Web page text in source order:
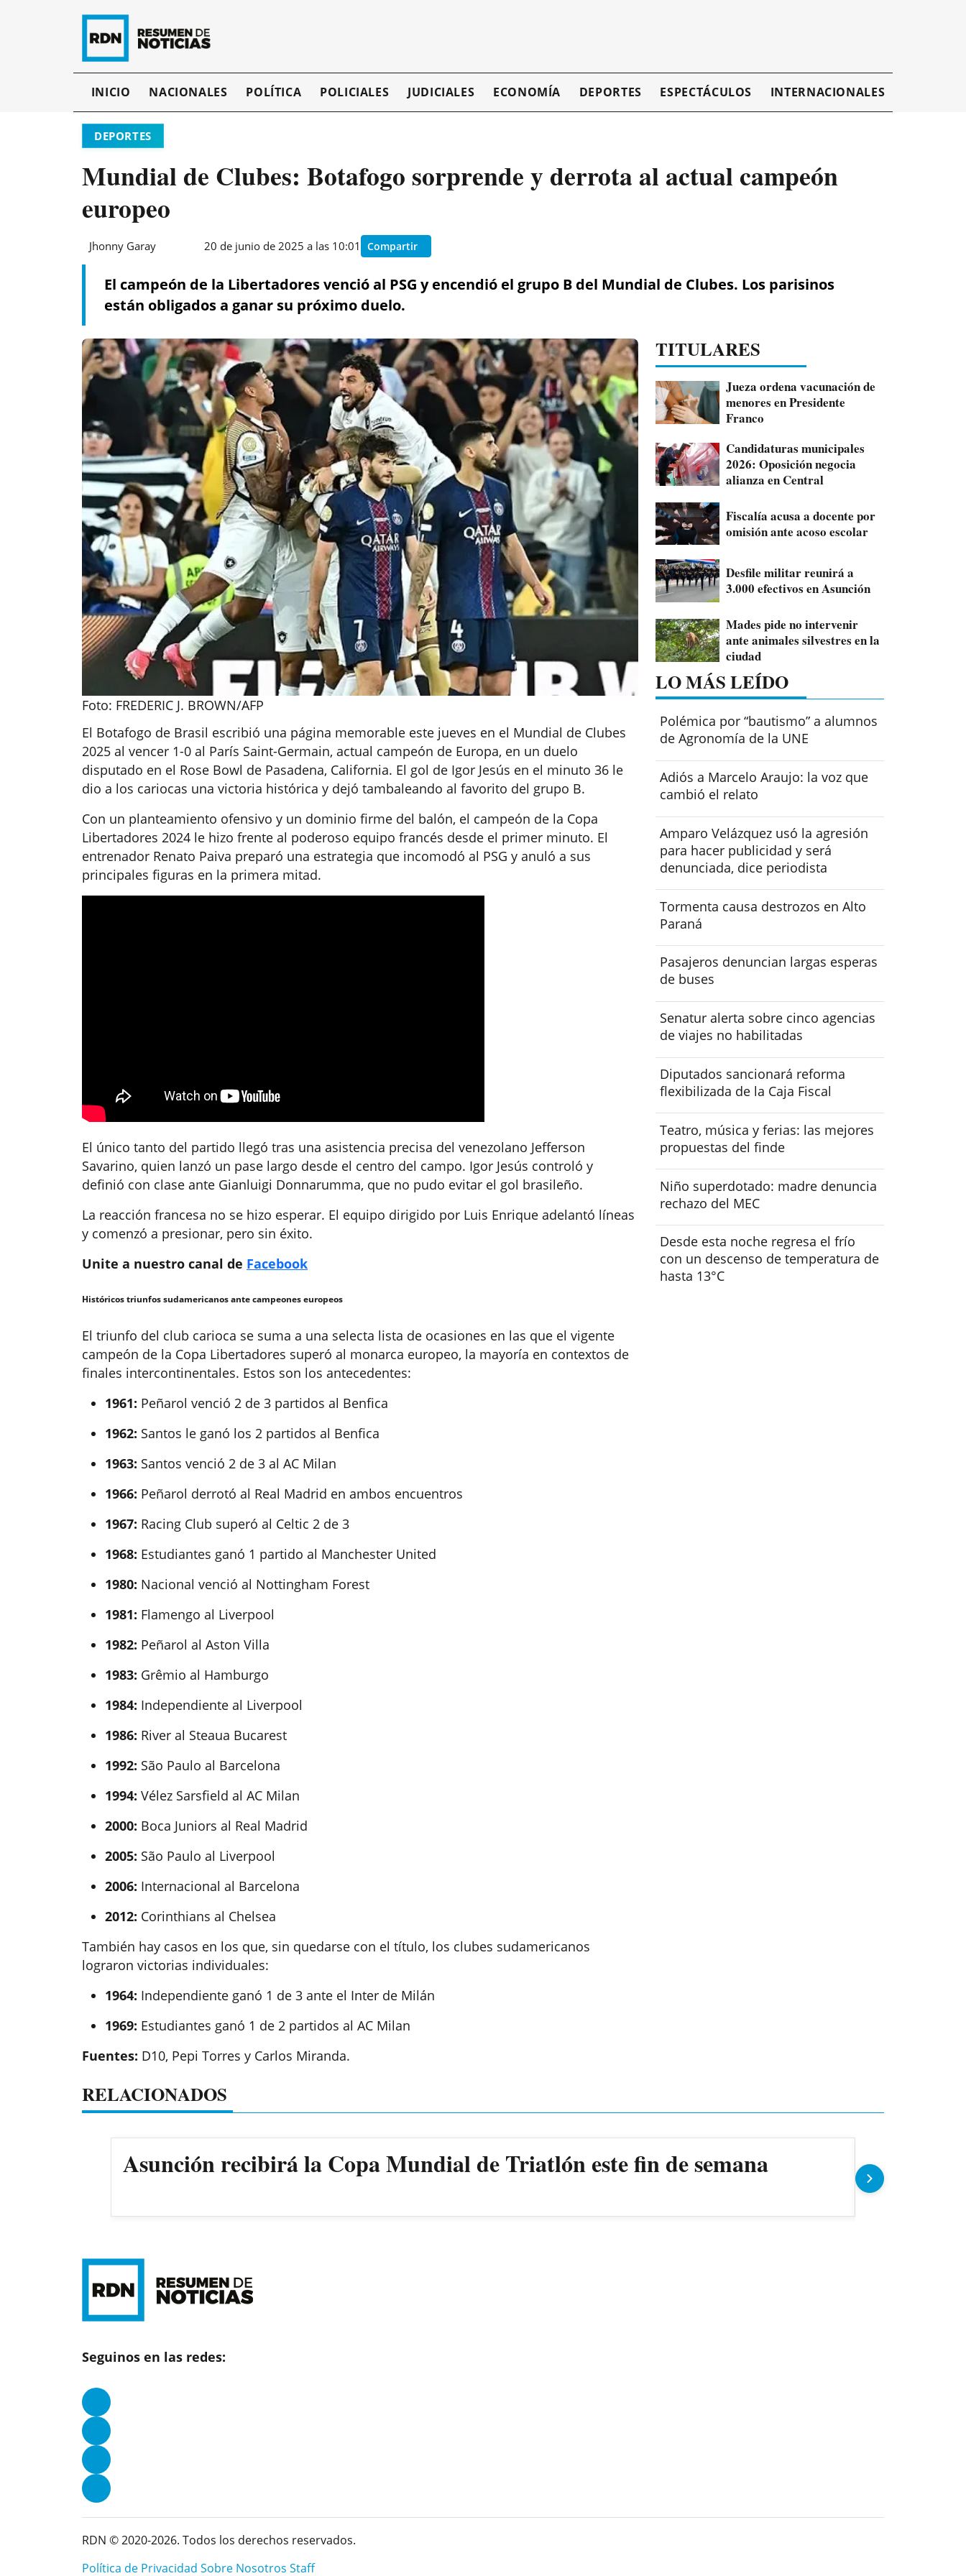
INICIO NACIONALES POLÍTICA POLICIALES JUDICIALES ECONOMÍA DEPORTES ESPECTÁCULOS INTERNACIONALES
DEPORTES
Mundial de Clubes: Botafogo sorprende y derrota al actual campeón
europeo
Jhonny Garay 20 de junio de 2025 a las 10:01 Compartir
El campeón de la Libertadores venció al PSG y encendió el grupo B del Mundial de Clubes. Los parisinos
están obligados a ganar su próximo duelo.
Foto: FREDERIC J. BROWN/AFP
El Botafogo de Brasil escribió una página memorable este jueves en el Mundial de Clubes
2025 al vencer 1-0 al París Saint-Germain, actual campeón de Europa, en un duelo
disputado en el Rose Bowl de Pasadena, California. El gol de Igor Jesús en el minuto 36 le
dio a los cariocas una victoria histórica y dejó tambaleando al favorito del grupo B.
Con un planteamiento ofensivo y un dominio firme del balón, el campeón de la Copa
Libertadores 2024 le hizo frente al poderoso equipo francés desde el primer minuto. El
entrenador Renato Paiva preparó una estrategia que incomodó al PSG y anuló a sus
principales figuras en la primera mitad.
El único tanto del partido llegó tras una asistencia precisa del venezolano Jefferson
Savarino, quien lanzó un pase largo desde el centro del campo. Igor Jesús controló y
definió con clase ante Gianluigi Donnarumma, que no pudo evitar el gol brasileño.
La reacción francesa no se hizo esperar. El equipo dirigido por Luis Enrique adelantó líneas
y comenzó a presionar, pero sin éxito.
Unite a nuestro canal de Facebook
Históricos triunfos sudamericanos ante campeones europeos
El triunfo del club carioca se suma a una selecta lista de ocasiones en las que el vigente
campeón de la Copa Libertadores superó al monarca europeo, la mayoría en contextos de
finales intercontinentales. Estos son los antecedentes:
1961: Peñarol venció 2 de 3 partidos al Benfica
1962: Santos le ganó los 2 partidos al Benfica
1963: Santos venció 2 de 3 al AC Milan
1966: Peñarol derrotó al Real Madrid en ambos encuentros
1967: Racing Club superó al Celtic 2 de 3
1968: Estudiantes ganó 1 partido al Manchester United
1980: Nacional venció al Nottingham Forest
1981: Flamengo al Liverpool
1982: Peñarol al Aston Villa
1983: Grêmio al Hamburgo
1984: Independiente al Liverpool
1986: River al Steaua Bucarest
1992: São Paulo al Barcelona
1994: Vélez Sarsfield al AC Milan
2000: Boca Juniors al Real Madrid
2005: São Paulo al Liverpool
2006: Internacional al Barcelona
2012: Corinthians al Chelsea
También hay casos en los que, sin quedarse con el título, los clubes sudamericanos
lograron victorias individuales:
1964: Independiente ganó 1 de 3 ante el Inter de Milán
1969: Estudiantes ganó 1 de 2 partidos al AC Milan
Fuentes: D10, Pepi Torres y Carlos Miranda.
TITULARES
Jueza ordena vacunación de
menores en Presidente
Franco
Candidaturas municipales
2026: Oposición negocia
alianza en Central
Fiscalía acusa a docente por
omisión ante acoso escolar
Desfile militar reunirá a
3.000 efectivos en Asunción
Mades pide no intervenir
ante animales silvestres en la
ciudad
LO MÁS LEÍDO
Polémica por “bautismo” a alumnos
de Agronomía de la UNE
Adiós a Marcelo Araujo: la voz que
cambió el relato
Amparo Velázquez usó la agresión
para hacer publicidad y será
denunciada, dice periodista
Tormenta causa destrozos en Alto
Paraná
Pasajeros denuncian largas esperas
de buses
Senatur alerta sobre cinco agencias
de viajes no habilitadas
Diputados sancionará reforma
flexibilizada de la Caja Fiscal
Teatro, música y ferias: las mejores
propuestas del finde
Niño superdotado: madre denuncia
rechazo del MEC
Desde esta noche regresa el frío
con un descenso de temperatura de
hasta 13°C
RELACIONADOS
Asunción recibirá la Copa Mundial de Triatlón este fin de semana Cerro
Seguinos en las redes:
RDN © 2020-2026. Todos los derechos reservados.
Política de Privacidad Sobre Nosotros Staff